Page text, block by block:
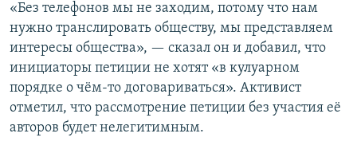
«Без телефонов мы не заходим, потому что нам
нужно транслировать обществу, мы представляем
интересы общества», — сказал он и добавил, что
инициаторы петиции не хотят «в кулуарном
порядке о чём-то договариваться». Активист
отметил, что рассмотрение петиции без участия её
авторов будет нелегитимным.